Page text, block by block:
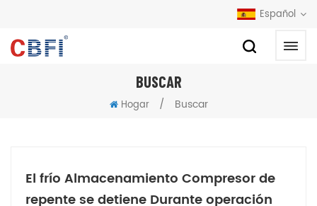
Español
BUSCAR
Hogar / Buscar
El frío Almacenamiento Compresor de
repente se detiene Durante operación